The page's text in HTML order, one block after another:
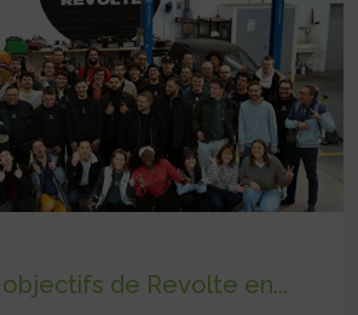
de Revolte en...